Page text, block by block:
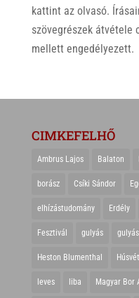
kattint az olvasó.
szövegrészek átvétele
mellett engedélyezett.
CIMKEFELHŐ
Ambrus Lajos Balaton
borász Csíki Sándor
elhízástudomány Erdély
Fesztivál gulyás
Heston Blumenthal Húsvét
leves liba Magyar Bor